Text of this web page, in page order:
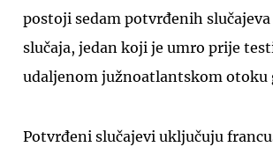
postoji sedam potvrđenih
slučaja, jedan koji je umro prije
udaljenom južnoatlantskom
Potvrđeni slučajevi uključuju